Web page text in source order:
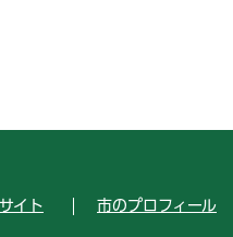
イト 市のプロフィール